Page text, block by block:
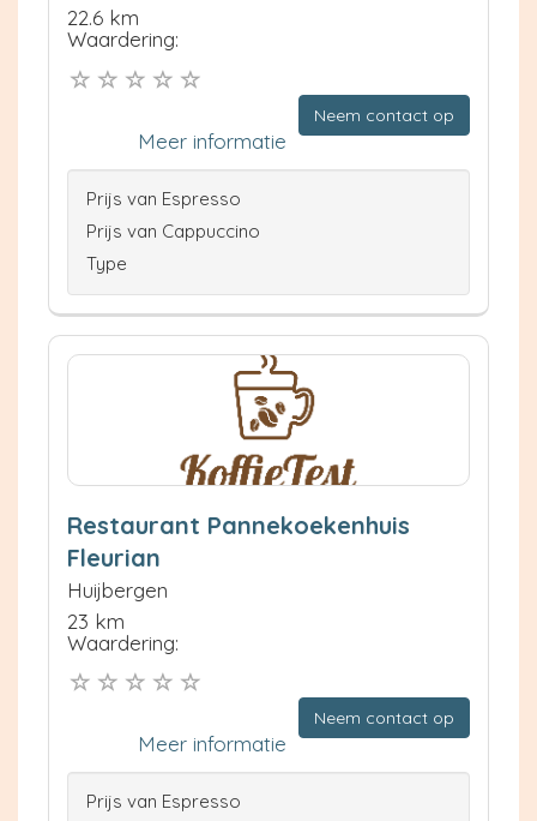
22.6 km
Waardering:
Neem contact op
Meer informatie
Prijs van Espresso
Prijs van Cappuccino
Type
Restaurant Pannekoekenhuis
Fleurian
Huijbergen
23 km
Waardering:
Neem contact op
Meer informatie
Prijs van Espresso